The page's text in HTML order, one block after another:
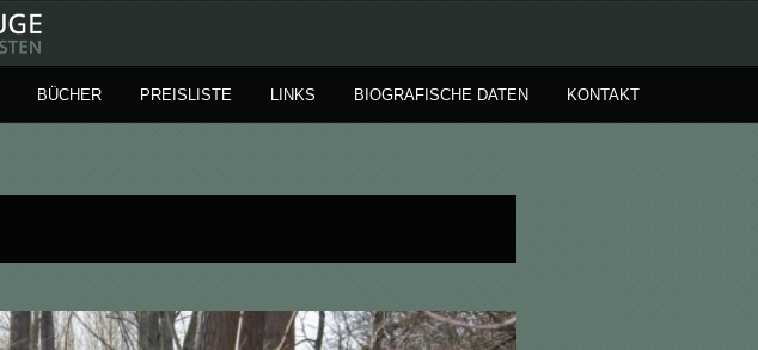
BÜCHER PREISLISTE LINKS BIOGRAFISCHE DATEN KONTAKT